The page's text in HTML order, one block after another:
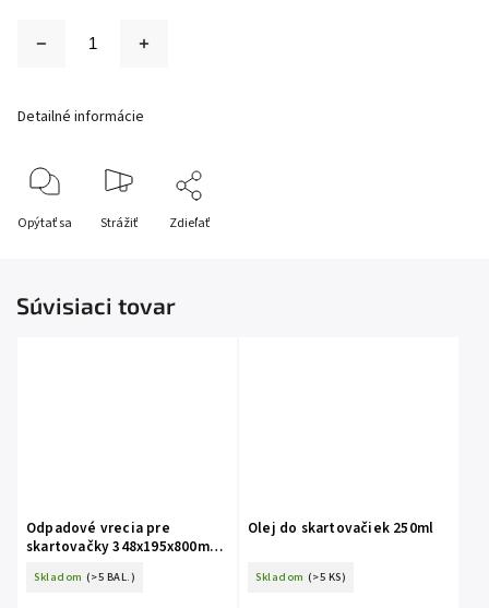
Detailné informácie
Opýtať sa Strážiť Zdieľať
Súvisiaci tovar
Odpadové vrecia pre
skartovačky 348x195x800mm
Skladom (>5 BAL.)
Olej do skartovačiek 250ml
Skladom (>5 KS)